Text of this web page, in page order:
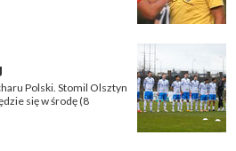
Polski. Stomil Olsztyn
się w środę (8